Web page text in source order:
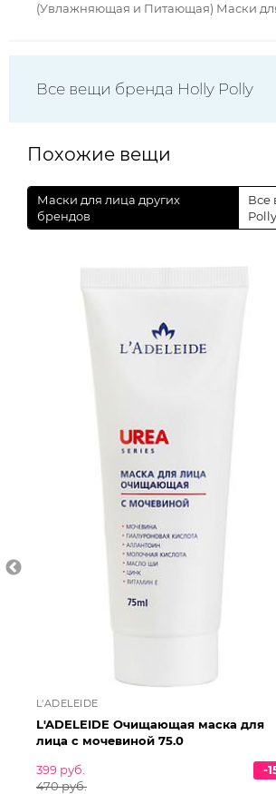
(Увлажняющая и Питающая) Маски
Все вещи бренда Holly Polly
Похожие вещи
Маски для лица других
брендов
Все
Polly
L'ADELEIDE
L'ADELEIDE Очищающая маска для
лица с мочевиной 75.0
399 руб.
470 руб.
-